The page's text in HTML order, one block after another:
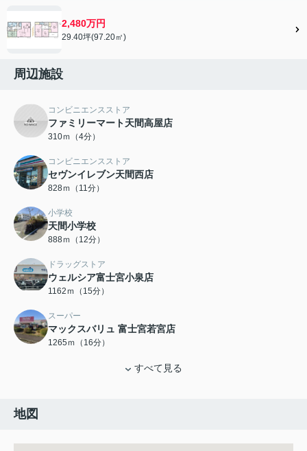
2,480万円
29.40坪(97.20㎡)
周辺施設
コンビニエンスストア
ファミリーマート天間高屋店
310ｍ（4分）
コンビニエンスストア
セヴンイレブン天間西店
828ｍ（11分）
小学校
天間小学校
888ｍ（12分）
ドラッグストア
ウェルシア富士宮小泉店
1162ｍ（15分）
スーパー
マックスバリュ 富士宮若宮店
1265ｍ（16分）
すべて見る
地図